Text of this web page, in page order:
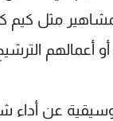
أعمالهم
عن أداء